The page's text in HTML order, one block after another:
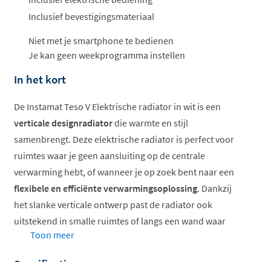
Inclusief bevestigingsmateriaal
Niet met je smartphone te bedienen
Je kan geen weekprogramma instellen
In het kort
De Instamat Teso V Elektrische radiator in wit is een
verticale designradiatordie warmte en stijl
samenbrengt. Deze elektrische radiator is perfect voor
ruimtes waar je geen aansluiting op de centrale
verwarming hebt, of wanneer je op zoek bent naar een
flexibele en efficiënte verwarmingsoplossing. Dankzij
het slanke verticale ontwerp past de radiator ook
uitstekend in smalle ruimtes of langs een wand waar
horizontale radiatoren minder geschikt zijn.
Toon meer